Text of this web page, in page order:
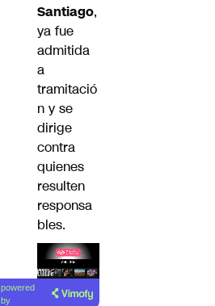
Santiago,
ya fue
admitida
a
tramitació
n y se
dirige
contra
quienes
resulten
responsa
bles.
Lea el
artículo
powered
by